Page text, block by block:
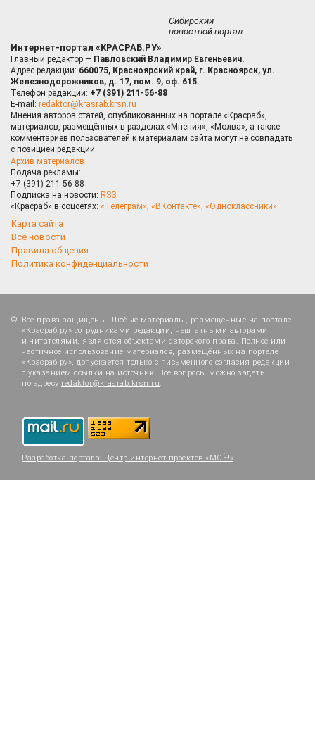
Сибирский
новостной портал
Интернет-портал «КРАСРАБ.РУ»
Главный редактор — Павловский Владимир Евгеньевич.
Адрес редакции: 660075, Красноярский край, г. Красноярск, ул.
Железнодорожников, д. 17, пом. 9, оф. 615.
Телефон редакции: +7 (391) 211-56-88
E-mail: redaktor@krasrab.krsn.ru
Мнения авторов статей, опубликованных на портале «Красраб»,
материалов, размещённых в разделах «Мнения», «Молва», а также
комментариев пользователей к материалам сайта могут не совпадать
с позицией редакции.
Архив материалов
Подача рекламы:
+7 (391) 211-56-88
Подписка на новости: RSS
«Красраб» в соцсетях: «Телеграм», «ВКонтакте», «Одноклассники»
Карта сайта
Все новости
Правила общения
Политика конфиденциальности
Все права защищены. Любые материалы, размещённые на портале
«Красраб.ру» сотрудниками редакции, нештатными авторами
и читателями, являются объектами авторского права. Полное или
частичное использование материалов, размещённых на портале
«Красраб.ру», допускается только с письменного согласия редакции
с указанием ссылки на источник. Все вопросы можно задать
по адресу redaktor@krasrab.krsn.ru.
Разработка портала: Центр интернет-проектов «МОЁ!»